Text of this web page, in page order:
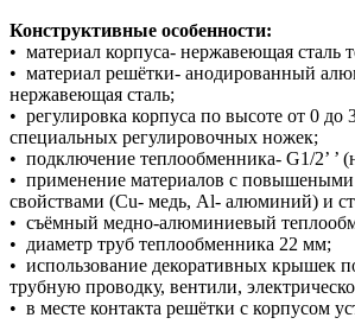
Конструктивные особенности:
• материал корпуса- нержавеющая сталь
• материал решётки- анодированный
нержавеющая сталь;
• регулировка корпуса по высоте от 0 до
специальных регулировочных ножек;
• подключение теплообменника- G1/2’ ’
• применение материалов с
свойствами (Сu- медь, Al- алюминий) и
• съёмный медно-алюминиевый
• диаметр труб теплообменника 22 мм;
• использование декоративных крышек
трубную проводку, вентили,
• в месте контакта решётки с корпусом